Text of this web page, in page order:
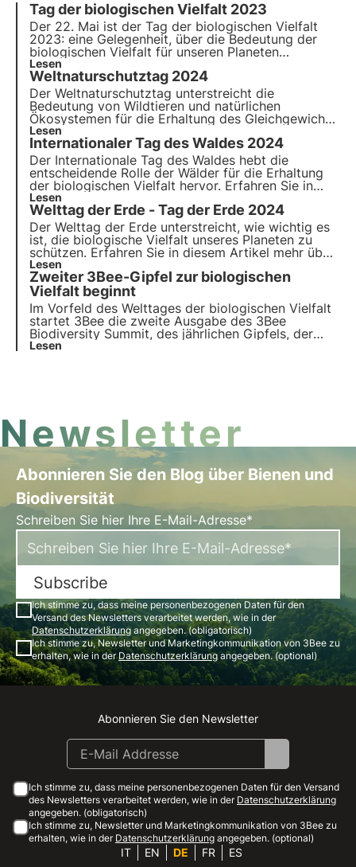
Tag der biologischen Vielfalt 2023
Der 22. Mai ist der Tag der biologischen Vielfalt
2023: eine Gelegenheit, über die Bedeutung der
biologischen Vielfalt für unseren Planeten
nachzudenken. Feiern Sie die Vielfalt des Lebens
auf der Erde! Lesen Sie unseren Artikel, um mehr
darüber zu erfahren.
Lesen
Weltnaturschutztag 2024
Der Weltnaturschutztag unterstreicht die
Bedeutung von Wildtieren und natürlichen
Ökosystemen für die Erhaltung des Gleichgewichts
auf unserem Planeten. Erfahren Sie in diesem
Artikel mehr über die Geschichte des
Welttierschutztages, das Thema 2024 und das
Engagement von 3Bee für die Überwachung und
Regeneration der biologischen Vielfalt.
Lesen
Internationaler Tag des Waldes 2024
Der Internationale Tag des Waldes hebt die
entscheidende Rolle der Wälder für die Erhaltung
der biologischen Vielfalt hervor. Erfahren Sie in
diesem Artikel mehr über die Geschichte des
Weltforsttags, das Thema 2024 und das
Engagement von 3Bee für die Anpflanzung von
Nektarwäldern.
Lesen
Welttag der Erde - Tag der Erde 2024
Der Welttag der Erde unterstreicht, wie wichtig es
ist, die biologische Vielfalt unseres Planeten zu
schützen. Erfahren Sie in diesem Artikel mehr über
die Geschichte des Earth Day, das Thema 2024
und das Engagement von 3Bee für die
Überwachung und den Schutz bestäubender
Insekten.
Lesen
Zweiter 3Bee-Gipfel zur biologischen
Vielfalt beginnt
Im Vorfeld des Welttages der biologischen Vielfalt
startet 3Bee die zweite Ausgabe des 3Bee
Biodiversity Summit, des jährlichen Gipfels, der
sich ganz der biologischen Vielfalt widmet und am
Lesen
Newsletter
Abonnieren Sie den Blog über Bienen und
Biodiversität
Schreiben Sie hier Ihre E-Mail-Adresse*
Subscribe
Ich stimme zu, dass meine personenbezogenen Daten für den
Versand des Newsletters verarbeitet werden, wie in der
Datenschutzerklärungangegeben. (obligatorisch)
Ich stimme zu, Newsletter und Marketingkommunikation von 3Bee zu
erhalten, wie in derDatenschutzerklärungangegeben. (optional)
Instagram
Facebook
Linkedin
Youtube
Abonnieren Sie den Newsletter
Ich stimme zu, dass meine personenbezogenen Daten für den Versand
des Newsletters verarbeitet werden, wie in der Datenschutzerklärung
angegeben. (obligatorisch)
Ich stimme zu, Newsletter und Marketingkommunikation von 3Bee zu
erhalten, wie in der Datenschutzerklärung angegeben. (optional)
IT EN DE FR ES